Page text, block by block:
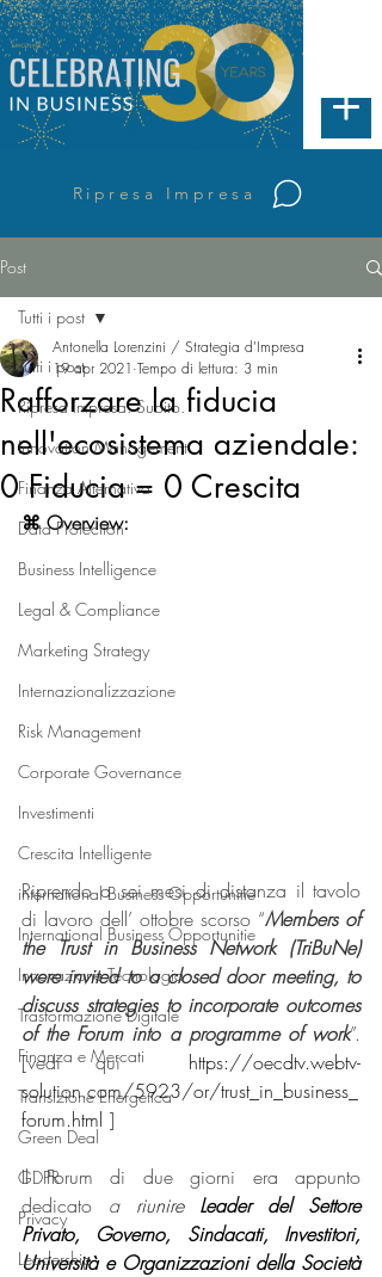
Ripresa Impresa
Post
Tutti i post
Ripresa Impresa. Subito.
Innovation Management
Finanza Alternativa
Data Protection
Business Intelligence
Legal & Compliance
Marketing Strategy
Internazionalizzazione
Risk Management
Corporate Governance
Investimenti
Crescita Intelligente
international Business Opportunitie
International Business Opportunitie
Innovazione Tecnologia
Trasformazione Digitale
Finanza e Mercati
Transizione Energetica
Green Deal
GDPR
Privacy
Leadership
Tutti i post
Rafforzare la fiducia
nell'ecosistema aziendale:
0 Fiducia = 0 Crescita
Antonella Lorenzini / Strategia d'Impresa
19 apr 2021 Tempo di lettura: 3 min
⌘ Overview:
Riprendo a sei mesi di distanza il tavolo
di lavoro dell’ ottobre scorso “Members of
the Trust in Business Network (TriBuNe)
were invited to a closed door meeting, to
discuss strategies to incorporate outcomes
of the Forum into a programme of work”.
[vedi qui
https://oecdtv.webtv-
solution.com/5923/or/trust_in_business_
forum.html ]
Il Forum di due giorni era appunto
dedicato a riunire Leader del Settore
Privato, Governo, Sindacati, Investitori,
Università e Organizzazioni della Società